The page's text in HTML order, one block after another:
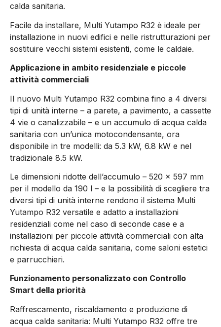
calda sanitaria.
Facile da installare, Multi Yutampo R32 è ideale per
installazione in nuovi edifici e nelle ristrutturazioni per
sostituire vecchi sistemi esistenti, come le caldaie.
Applicazione in ambito residenziale e piccole
attività commerciali
Il nuovo Multi Yutampo R32 combina fino a 4 diversi
tipi di unità interne – a parete, a pavimento, a cassette
4 vie o canalizzabile – e un accumulo di acqua calda
sanitaria con un’unica motocondensante, ora
disponibile in tre modelli: da 5.3 kW, 6.8 kW e nel
tradizionale 8.5 kW.
Le dimensioni ridotte dell’accumulo – 520 x 597 mm
per il modello da 190 l – e la possibilità di scegliere tra
diversi tipi di unità interne rendono il sistema Multi
Yutampo R32 versatile e adatto a installazioni
residenziali come nel caso di seconde case e a
installazioni per piccole attività commerciali con alta
richiesta di acqua calda sanitaria, come saloni estetici
e parrucchieri.
Funzionamento personalizzato con Controllo
Smart della priorità
Raffrescamento, riscaldamento e produzione di
acqua calda sanitaria: Multi Yutampo R32 offre tre